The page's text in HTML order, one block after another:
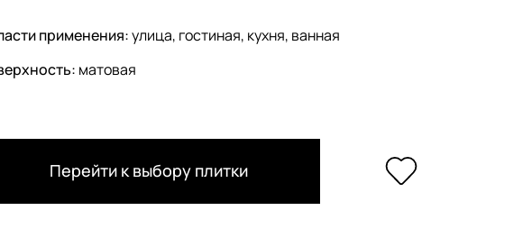
применения:улица, гостиная, кухня, ванная
матовая
Перейти к выбору плитки